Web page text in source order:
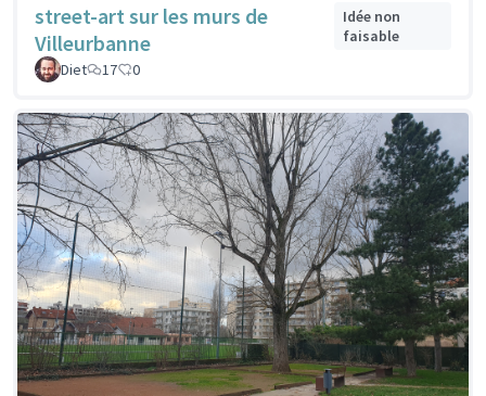
street-art sur les murs de
Villeurbanne
Idée non
faisable
Diet
17 0